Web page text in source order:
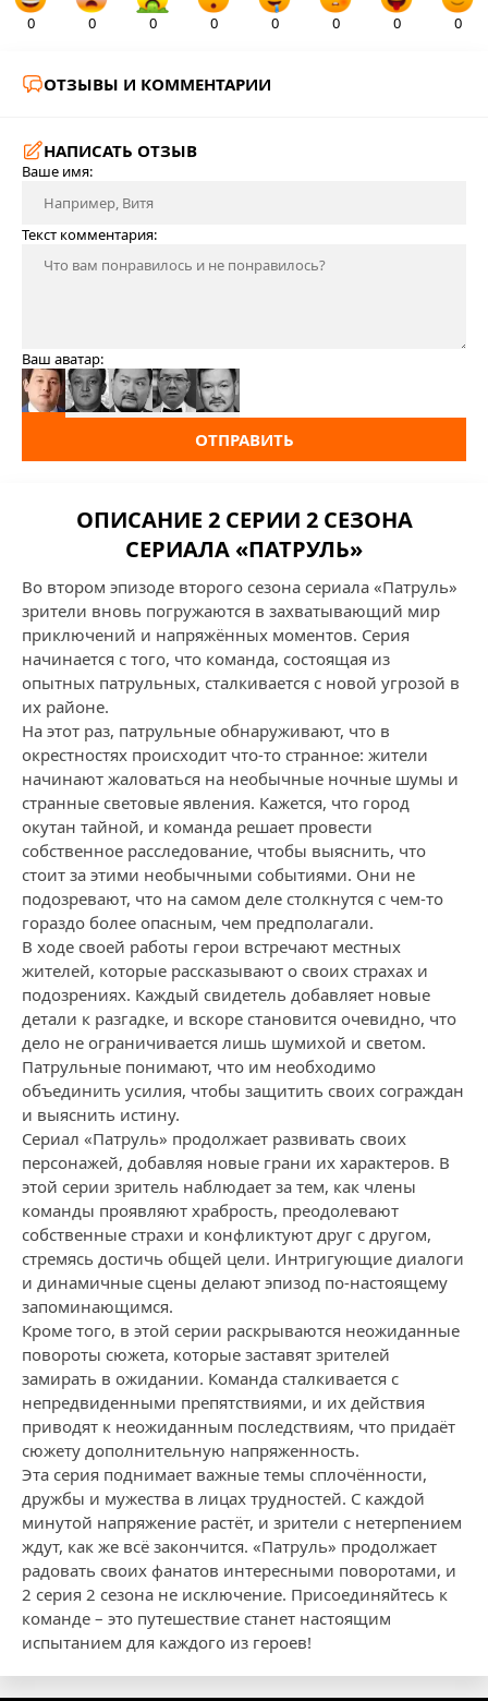
0 0 0 0 0 0 0 0
ОТЗЫВЫ И КОММЕНТАРИИ
НАПИСАТЬ ОТЗЫВ
Ваше имя:
Текст комментария:
Ваш аватар:
ОТПРАВИТЬ
ОПИСАНИЕ 2 СЕРИИ 2 СЕЗОНА
СЕРИАЛА «ПАТРУЛЬ»
Во втором эпизоде второго сезона сериала «Патруль»
зрители вновь погружаются в захватывающий мир
приключений и напряжённых моментов. Серия
начинается с того, что команда, состоящая из
опытных патрульных, сталкивается с новой угрозой в
их районе.
На этот раз, патрульные обнаруживают, что в
окрестностях происходит что-то странное: жители
начинают жаловаться на необычные ночные шумы и
странные световые явления. Кажется, что город
окутан тайной, и команда решает провести
собственное расследование, чтобы выяснить, что
стоит за этими необычными событиями. Они не
подозревают, что на самом деле столкнутся с чем-то
гораздо более опасным, чем предполагали.
В ходе своей работы герои встречают местных
жителей, которые рассказывают о своих страхах и
подозрениях. Каждый свидетель добавляет новые
детали к разгадке, и вскоре становится очевидно, что
дело не ограничивается лишь шумихой и светом.
Патрульные понимают, что им необходимо
объединить усилия, чтобы защитить своих сограждан
и выяснить истину.
Сериал «Патруль» продолжает развивать своих
персонажей, добавляя новые грани их характеров. В
этой серии зритель наблюдает за тем, как члены
команды проявляют храбрость, преодолевают
собственные страхи и конфликтуют друг с другом,
стремясь достичь общей цели. Интригующие диалоги
и динамичные сцены делают эпизод по-настоящему
запоминающимся.
Кроме того, в этой серии раскрываются неожиданные
повороты сюжета, которые заставят зрителей
замирать в ожидании. Команда сталкивается с
непредвиденными препятствиями, и их действия
приводят к неожиданным последствиям, что придаёт
сюжету дополнительную напряженность.
Эта серия поднимает важные темы сплочённости,
дружбы и мужества в лицах трудностей. С каждой
минутой напряжение растёт, и зрители с нетерпением
ждут, как же всё закончится. «Патруль» продолжает
радовать своих фанатов интересными поворотами, и
2 серия 2 сезона не исключение. Присоединяйтесь к
команде – это путешествие станет настоящим
испытанием для каждого из героев!